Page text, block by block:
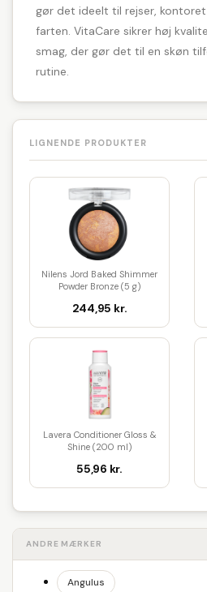
gør det ideelt til rejser,
farten. VitaCare sikrer høj
smag, der gør det til en skøn
rutine.
LIGNENDE PRODUKTER
Nilens Jord Baked Shimmer
Powder Bronze (5 g)
244,95 kr.
Lavera Conditioner Gloss &
Shine (200 ml)
55,96 kr.
ANDRE MÆRKER
Angulus